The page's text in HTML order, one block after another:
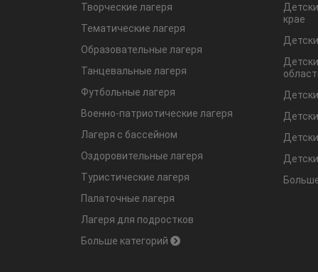
Творческие лагеря
Тематические лагеря
Образовательные лагеря
Танцевальные лагеря
Футбольные лагеря
Военно-патриотические лагеря
Лагеря с бассейном
Оздоровительные лагеря
Туристические лагеря
Палаточные лагеря
Лагеря для подростков
Больше категорий
крае